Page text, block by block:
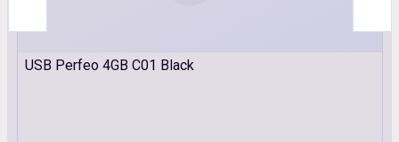
USB Perfeo 4GB C01 Black